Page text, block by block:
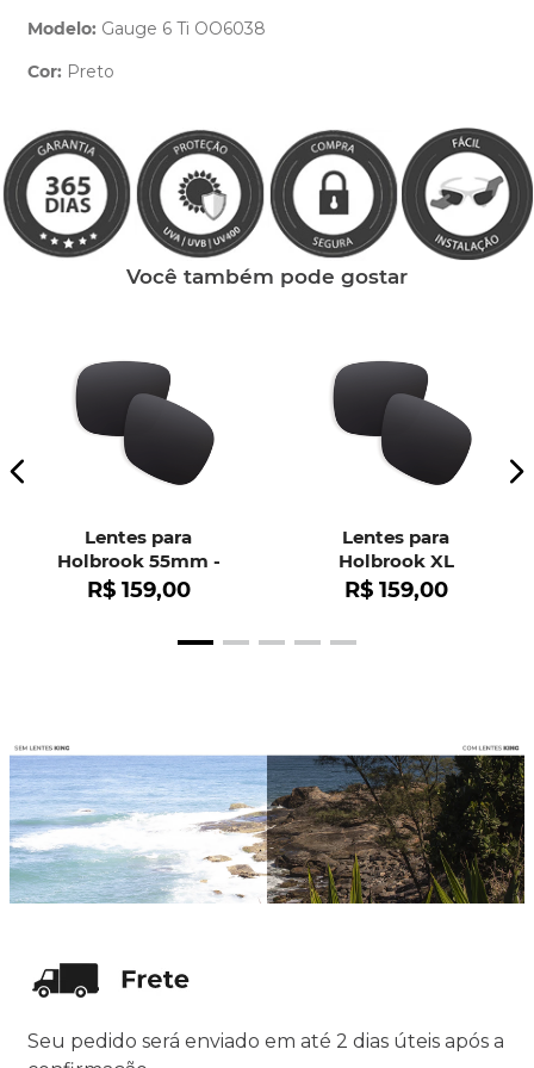
Modelo: Gauge 6 Ti OO6038
Cor: Preto
Você também pode gostar
Lentes para
Holbrook 55mm -
OO9102
R$ 159,00
Lentes para
Holbrook XL
R$ 159,00
Seu pedido será enviado em até 2 dias úteis após a